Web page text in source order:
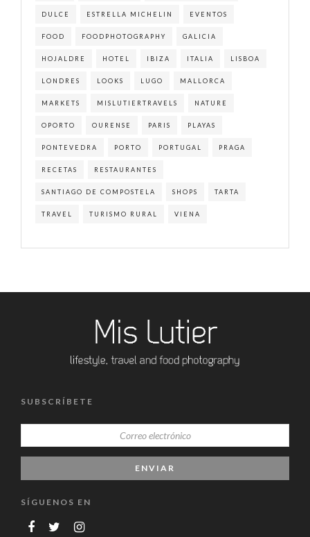
DULCE ESTRELLA MICHELIN EVENTOS
FOOD FOODPHOTOGRAPHY GALICIA
HOJALDRE HOTEL IBIZA ITALIA LISBOA
LONDRES LOOKS LUGO MALLORCA
MARKETS MISLUTIERTRAVELS NATURE
OPORTO OURENSE PARIS PLAYAS
PONTEVEDRA PORTO PORTUGAL PRAGA
RECETAS RESTAURANTES
SANTIAGO DE COMPOSTELA SHOPS TARTA
TRAVEL TURISMO RURAL VIENA
SUBSCRÍBETE
SÍGUENOS EN